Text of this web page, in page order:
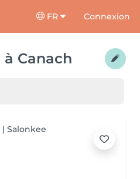
FR Connexion
à Canach